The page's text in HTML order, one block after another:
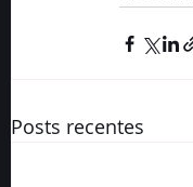
Posts recentes